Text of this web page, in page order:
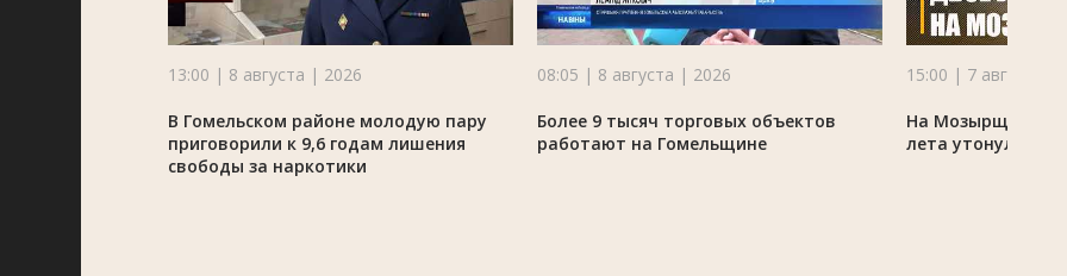
13:00 | 8 августа | 2026
В Гомельском районе молодую пару
приговорили к 9,6 годам лишения
свободы за наркотики
08:05 | 8 августа | 2026
Более 9 тысяч торговых объектов
работают на Гомельщине
15:00 | 7 августа |
На Мозырщине в
лета утонули